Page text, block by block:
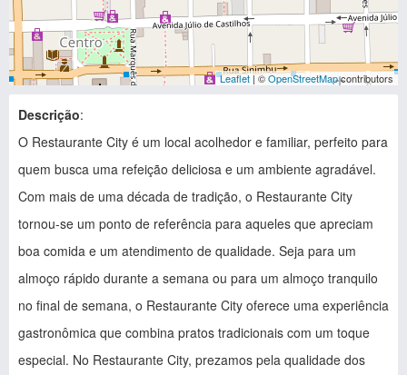
Leaflet| ©OpenStreetMapcontributors
Descrição:
O Restaurante City é um local acolhedor e familiar, perfeito para
quem busca uma refeição deliciosa e um ambiente agradável.
Com mais de uma década de tradição, o Restaurante City
tornou-se um ponto de referência para aqueles que apreciam
boa comida e um atendimento de qualidade. Seja para um
almoço rápido durante a semana ou para um almoço tranquilo
no final de semana, o Restaurante City oferece uma experiência
gastronômica que combina pratos tradicionais com um toque
especial. No Restaurante City, prezamos pela qualidade dos